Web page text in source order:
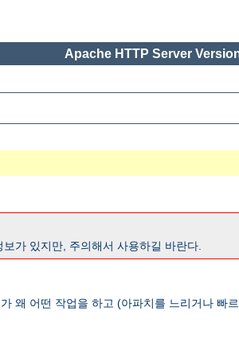
Apache HTTP Server
가 있지만, 주의해서 사용하길 바란다.
왜 어떤 작업을 하고 (아파치를 느리거나 빠